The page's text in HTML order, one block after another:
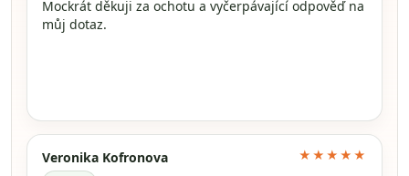
Mockrát děkuji za ochotu a vyčerpávající odpověď na
můj dotaz.
Veronika Kofronova ★★★★★